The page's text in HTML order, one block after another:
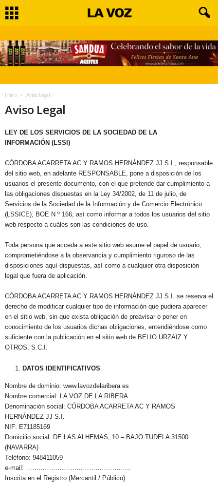
Inicio Aviso Legal
Aviso Legal
LEY DE LOS SERVICIOS DE LA SOCIEDAD DE LA
INFORMACIÓN (LSSI)
CÓRDOBA ACARRETA AC Y RAMOS HERNÁNDEZ JJ S.I., responsable
del sitio web, en adelante RESPONSABLE, pone a disposición de los
usuarios el presente documento, con el que pretende dar cumplimiento a
las obligaciones dispuestas en la Ley 34/2002, de 11 de julio, de
Servicios de la Sociedad de la Información y de Comercio Electrónico
(LSSICE), BOE N º 166, así como informar a todos los usuarios del sitio
web respecto a cuáles son las condiciones de uso.
Toda persona que acceda a este sitio web asume el papel de usuario,
comprometiéndose a la observancia y cumplimiento riguroso de las
disposiciones aquí dispuestas, así como a cualquier otra disposición
legal que fuera de aplicación.
CÓRDOBA ACARRETA AC Y RAMOS HERNÁNDEZ JJ S.I. se reserva el
derecho de modificar cualquier tipo de información que pudiera aparecer
en el sitio web, sin que exista obligación de preavisar o poner en
conocimiento de los usuarios dichas obligaciones, entendiéndose como
suficiente con la publicación en el sitio web de BELIO URZAIZ Y
OTROS, S.C.I.
DATOS IDENTIFICATIVOS
Nombre de dominio: www.lavozdelaribera.es
Nombre comercial: LA VOZ DE LA RIBERA
Denominación social: CÓRDOBA ACARRETA AC Y RAMOS
HERNÁNDEZ JJ S.I.
NIF: E71185169
Domicilio social: DE LAS ALHEMAS, 10 – BAJO TUDELA 31500
(NAVARRA)
Teléfono: 948411059
e-mail: …………………………………………..
Inscrita en el Registro (Mercantil / Público):